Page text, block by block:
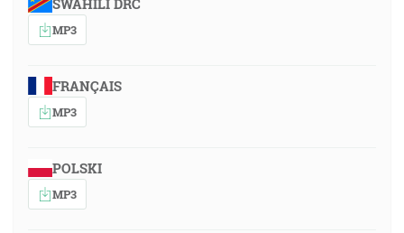
SWAHILI DRC
MP3
FRANÇAIS
MP3
POLSKI
MP3